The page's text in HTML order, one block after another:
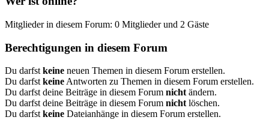
Mitglieder in diesem Forum: 0 Mitglieder und 2 Gäste
Berechtigungen in diesem Forum
Du darfst keine neuen Themen in diesem Forum erstellen.
Du darfst keine Antworten zu Themen in diesem Forum erstellen.
Du darfst deine Beiträge in diesem Forum nicht ändern.
Du darfst deine Beiträge in diesem Forum nicht löschen.
Du darfst keine Dateianhänge in diesem Forum erstellen.